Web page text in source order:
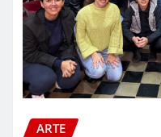
ARTE